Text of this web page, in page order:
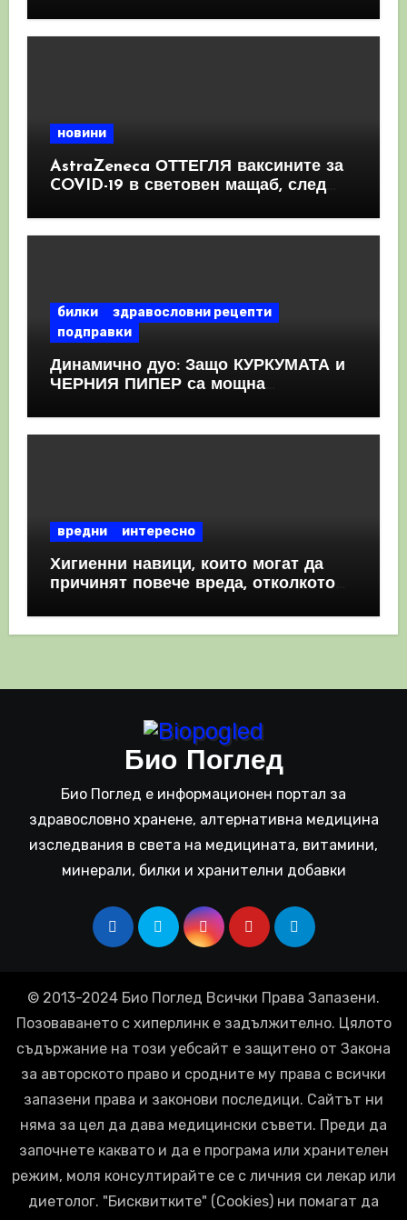
новини
AstraZeneca ОТТЕГЛЯ ваксините за
COVID-19 в световен мащаб, след
КРЪВНИ съсиреци
билки
здравословни рецепти
подправки
Динамично дуо: Защо КУРКУМАТА и
ЧЕРНИЯ ПИПЕР са мощна
вредни интересно
Хигиенни навици, които могат да
причинят повече вреда, отколкото
Био Поглед
Био Поглед е информационен портал за
здравословно хранене, алтернативна медицина
изследвания в света на медицината, витамини,
минерали, билки и хранителни добавки
© 2013-2024 Био Поглед Всички Права Запазени.
Позоваването с хиперлинк е задължително. Цялото
съдържание на този уебсайт е защитено от Закона
за авторското право и сродните му права с всички
запазени права и законови последици. Сайтът ни
няма за цел да дава медицински съвети. Преди да
започнете каквато и да е програма или хранителен
режим, моля консултирайте се с личния си лекар или
диетолог. "Бисквитките" (Cookies) ни помагат да